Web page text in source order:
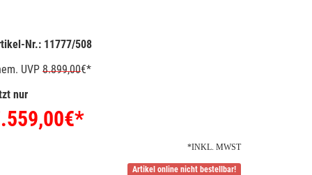
Nr.: 11777/508
UVP 8.899,00€*
nur
€*
*INKL. MWST
Artikel online nicht bestellbar!